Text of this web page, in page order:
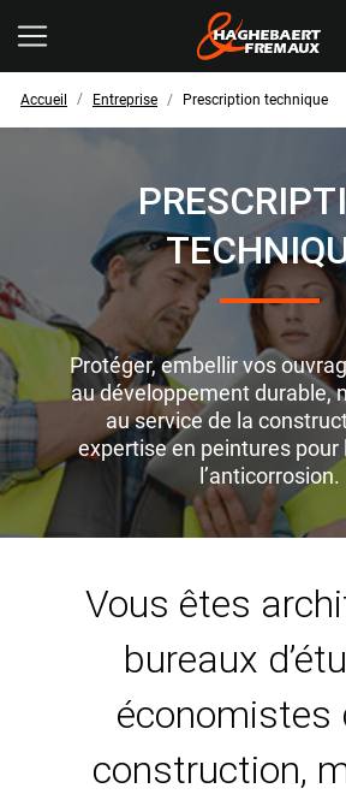
Ikomobi
Accueil Entreprise Prescription technique
Protéger, embellir vos
au développement durable,
au service de la
expertise en peintures pour
l’anticorrosion.
Vous êtes
bureaux
économistes
construction,